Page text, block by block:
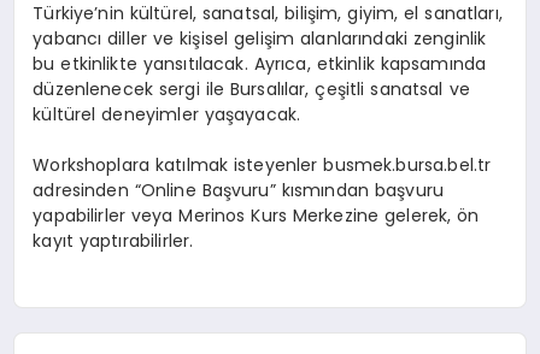
Türkiye’nin kültürel, sanatsal, bilişim, giyim, el sanatları,
yabancı diller ve kişisel gelişim alanlarındaki zenginlik
bu etkinlikte yansıtılacak. Ayrıca, etkinlik kapsamında
düzenlenecek sergi ile Bursalılar, çeşitli sanatsal ve
kültürel deneyimler yaşayacak.
Workshoplara katılmak isteyenler busmek.bursa.bel.tr
adresinden “Online Başvuru” kısmından başvuru
yapabilirler veya Merinos Kurs Merkezine gelerek, ön
kayıt yaptırabilirler.